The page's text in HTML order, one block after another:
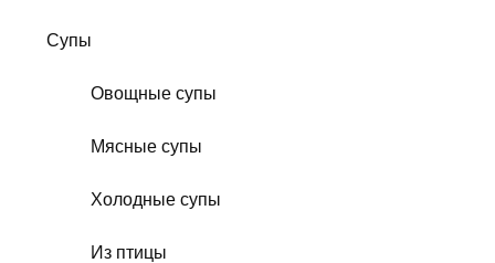
Супы
Овощные супы
Мясные супы
Холодные супы
Из птицы